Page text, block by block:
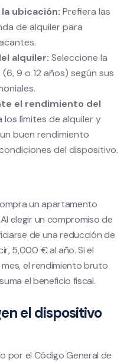
ubicación: Prefiera las
de alquiler para
alquiler: Seleccione la
9 o 12 años) según sus
el rendimiento del
los límites de alquiler y
buen rendimiento
del dispositivo.
un apartamento
elegir un compromiso de
de una reducción de
5,000 € al año. Si el
el rendimiento bruto
el beneficio fiscal.
el dispositivo
por el Código General de